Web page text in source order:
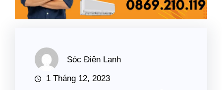
Sóc Điện Lạnh
1 Tháng 12, 2023